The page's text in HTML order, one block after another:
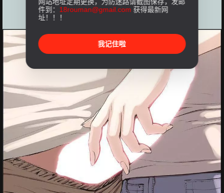
件到： 18rouman@gmail.com 获得最新网
址！！！
我记住啦